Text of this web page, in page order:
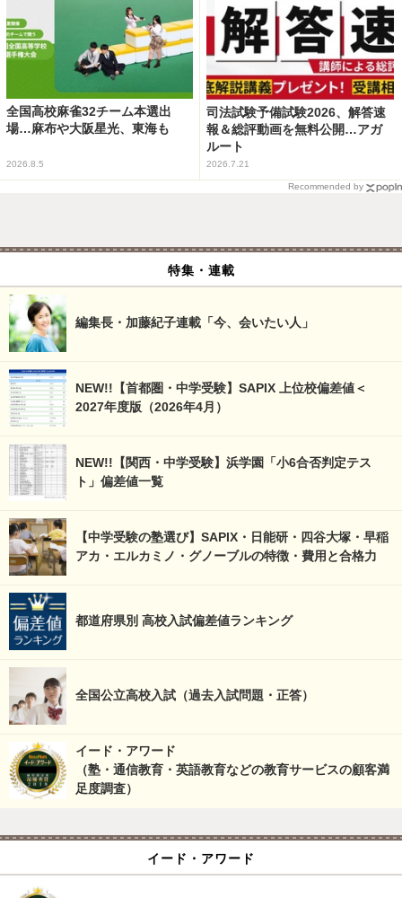
全国高校麻雀32チーム本選出
場…麻布や大阪星光、東海も
2026.8.5
司法試験予備試験2026、解答速
報＆総評動画を無料公開…アガ
ルート
2026.7.21
Recommended by
特集・連載
編集長・加藤紀子連載「今、会いたい人」
NEW!!【首都圏・中学受験】SAPIX 上位校偏差値＜
2027年度版（2026年4月）
NEW!!【関西・中学受験】浜学園「小6合否判定テス
ト」偏差値一覧
【中学受験の塾選び】SAPIX・日能研・四谷大塚・早稲
アカ・エルカミノ・グノーブルの特徴・費用と合格力
都道府県別 高校入試偏差値ランキング
全国公立高校入試（過去入試問題・正答）
イード・アワード
（塾・通信教育・英語教育などの教育サービスの顧客満
足度調査）
イード・アワード